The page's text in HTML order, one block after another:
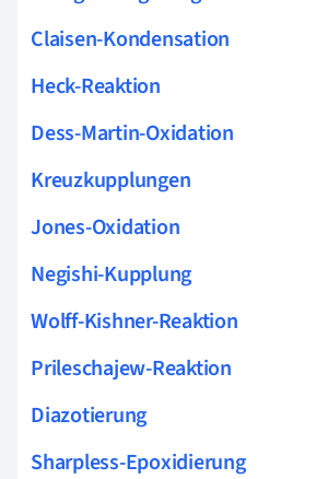
Claisen-Kondensation
Heck-Reaktion
Dess-Martin-Oxidation
Kreuzkupplungen
Jones-Oxidation
Negishi-Kupplung
Wolff-Kishner-Reaktion
Prileschajew-Reaktion
Diazotierung
Sharpless-Epoxidierung